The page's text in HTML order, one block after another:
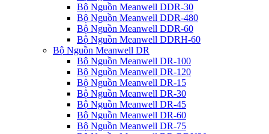
Bộ Nguồn Meanwell DDR-30
Bộ Nguồn Meanwell DDR-480
Bộ Nguồn Meanwell DDR-60
Bộ Nguồn Meanwell DDRH-60
Bộ Nguồn Meanwell DR
Bộ Nguồn Meanwell DR-100
Bộ Nguồn Meanwell DR-120
Bộ Nguồn Meanwell DR-15
Bộ Nguồn Meanwell DR-30
Bộ Nguồn Meanwell DR-45
Bộ Nguồn Meanwell DR-60
Bộ Nguồn Meanwell DR-75